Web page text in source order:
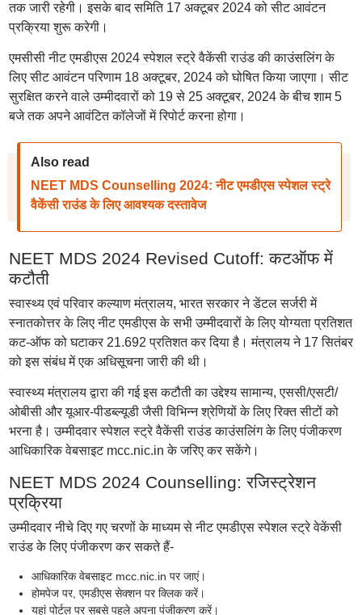
तक जारी रहेगी। इसके बाद समिति 17 अक्टूबर 2024 को सीट आवंटन
प्रक्रिया शुरू करेगी।
एमसीसी नीट एमडीएस 2024 स्पेशल स्ट्रे वैकेंसी राउंड की काउंसलिंग के
लिए सीट आवंटन परिणाम 18 अक्टूबर, 2024 को घोषित किया जाएगा। सीट
सुरक्षित करने वाले उम्मीदवारों को 19 से 25 अक्टूबर, 2024 के बीच शाम 5
बजे तक अपने आवंटित कॉलेजों में रिपोर्ट करना होगा।
Also read
NEET MDS Counselling 2024: नीट एमडीएस स्पेशल स्ट्रे
वैकेंसी राउंड के लिए आवश्यक दस्तावेज
NEET MDS 2024 Revised Cutoff: कटऑफ में
कटौती
स्वास्थ्य एवं परिवार कल्याण मंत्रालय, भारत सरकार ने डेंटल सर्जरी में
स्नातकोत्तर के लिए नीट एमडीएस के सभी उम्मीदवारों के लिए योग्यता प्रतिशत
कट-ऑफ को घटाकर 21.692 प्रतिशत कर दिया है। मंत्रालय ने 17 सितंबर
को इस संबंध में एक अधिसूचना जारी की थी।
स्वास्थ्य मंत्रालय द्वारा की गई इस कटौती का उद्देश्य सामान्य, एससी/एसटी/
ओबीसी और यूआर-पीडब्ल्यूडी जैसी विभिन्न श्रेणियों के लिए रिक्त सीटों को
भरना है। उम्मीदवार स्पेशल स्ट्रे वैकेंसी राउंड काउंसलिंग के लिए पंजीकरण
आधिकारिक वेबसाइट mcc.nic.in के जरिए कर सकेंगे।
NEET MDS 2024 Counselling: रजिस्ट्रेशन
प्रक्रिया
उम्मीदवार नीचे दिए गए चरणों के माध्यम से नीट एमडीएस स्पेशल स्ट्रे वेकेंसी
राउंड के लिए पंजीकरण कर सकते हैं-
आधिकारिक वेबसाइट mcc.nic.in पर जाएं।
होमपेज पर, एमडीएस सेक्शन पर क्लिक करें।
यहां पोर्टल पर सबसे पहले अपना पंजीकरण करें।